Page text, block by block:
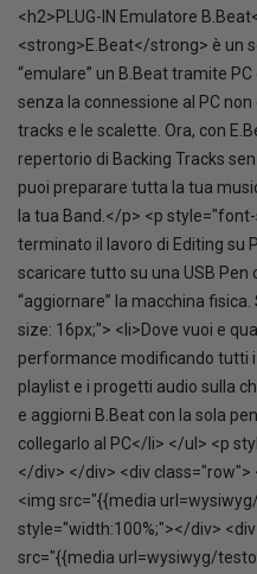
<h2>PLUG-IN Emulatore
<strong>E.Beat</strong> è un
“emulare” un B.Beat tramite
senza la connessione al PC
tracks e le scalette. Ora, con
repertorio di Backing Tracks
puoi preparare tutta la tua
la tua Band.</p> <p
terminato il lavoro di Editing su
scaricare tutto su una USB Pen
“aggiornare” la macchina
size: 16px;"> <li>Dove vuoi e
performance modificando tutti
playlist e i progetti audio sulla
e aggiorni B.Beat con la sola
collegarlo al PC</li> </ul> <p
</div> </div> <div
<img src="{{media
style="width:100%;"></div>
src="{{media url=wysiwyg/